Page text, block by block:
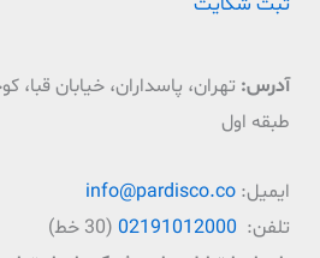
آدرس:
طبقه اول
ایمیل: info@pardisco.co
تلفن: 02191012000 (30 خط)